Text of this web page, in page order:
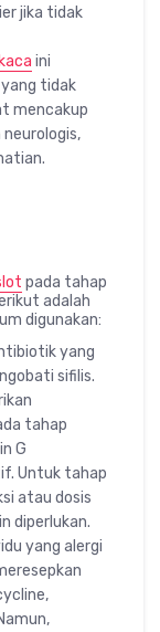
jika tidak
ini
tidak
mencakup
neurologis,
pada tahap
adalah
digunakan:
yang
sifilis.
tahap
G
Untuk tahap
atau dosis
diperlukan.
yang alergi